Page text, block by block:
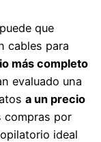
que
cables para
más completo
evaluado una
a un precio
compras por
ideal